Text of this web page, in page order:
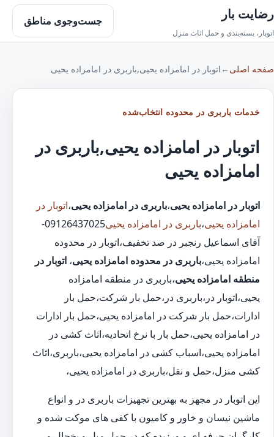
رضایت بار
اتوبار، بسته‌بندی و حمل اثاث منزل
جست‌وجوی مناطق
صفحه اصلی ← اتوبار در امامزاده یحیی,باربری در امامزاده یحیی
خدمات باربری در محدوده انتخاب‌شده
اتوبار در امامزاده یحیی,باربری در
امامزاده یحیی
اتوبار در امامزاده یحیی،باربری در امامزاده یحیی،اتوبار در
امامزاده یحیی،باربری در امامزاده یحیی
09126437025-
آقای اسماعیل رنجبر در صد تخفیف،اتوبار در محدوده
امامزاده یحیی،باربری در محدوده امامزاده یحیی، اتوبار در
منطقه امامزاده یحیی،باربری در منطقه امامزاده
یحیی،اتوبار در،باربری در،حمل بار شرکت،حمل بار
ادارات،حمل بار شرکت در امامزاده یحیی،حمل بار ادارات
در امامزاده یحیی،حمل بار با نرخ اتحادیه،اثاث کشی در
امامزاده یحیی،اسباب کشی در امامزاده یحیی،باربری،اثاث
کشی منزل،حمل و نقل،باربری در امامزاده یحیی،
این اتوبار در مجهز به بهترین تجهیزات باربری در و انواع
ماشین نیسان و خاور و کامیون با کفی های موکت شده و